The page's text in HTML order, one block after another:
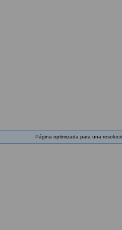
Página optimizada para una